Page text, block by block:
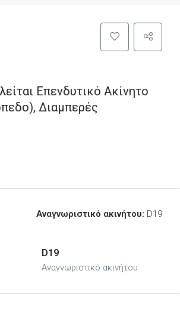
Επενδυτικό Ακίνητο
Διαμπερές
Αναγνωριστικό ακινήτου: D19
D19
Αναγνωριστικό ακινήτου